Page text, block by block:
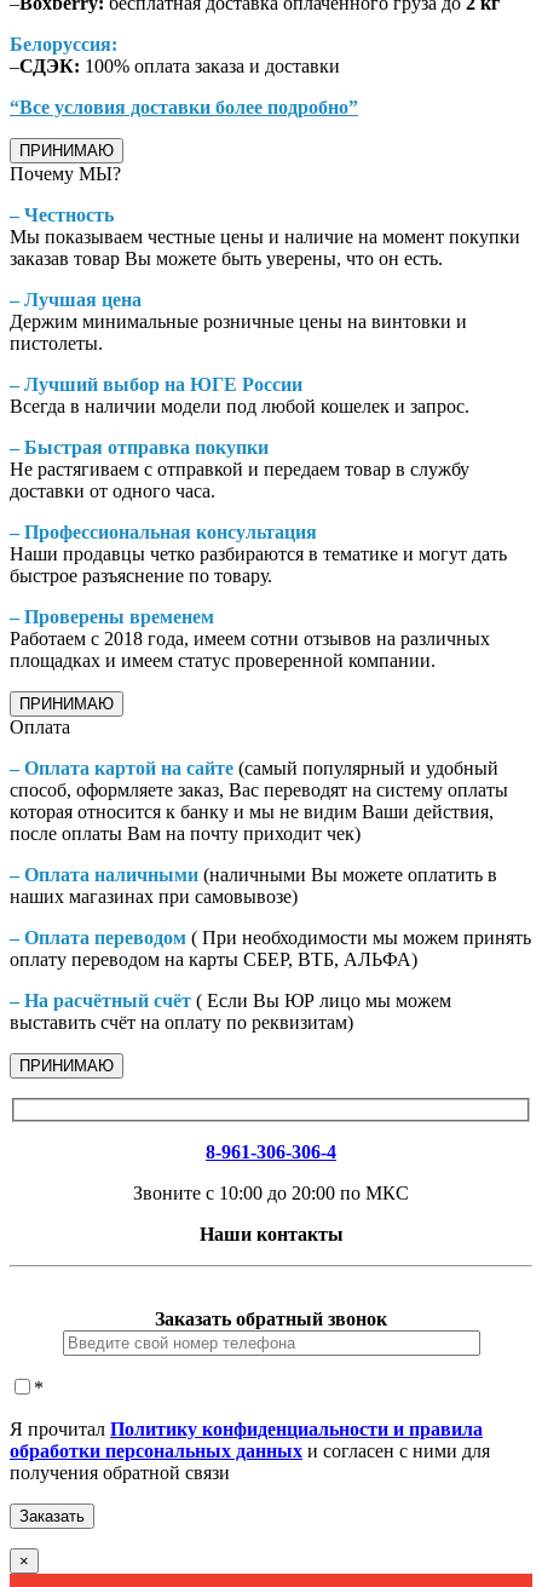
Белоруссия:
–СДЭК: 100% оплата заказа и доставки
“Все условия доставки более подробно”
ПРИНИМАЮ
Почему МЫ?
– Честность
Мы показываем честные цены и наличие на момент покупки
заказав товар Вы можете быть уверены, что он есть.
– Лучшая цена
Держим минимальные розничные цены на винтовки и
пистолеты.
– Лучший выбор на ЮГЕ России
Всегда в наличии модели под любой кошелек и запрос.
– Быстрая отправка покупки
Не растягиваем с отправкой и передаем товар в службу
доставки от одного часа.
– Профессиональная консультация
Наши продавцы четко разбираются в тематике и могут дать
быстрое разъяснение по товару.
– Проверены временем
Работаем с 2018 года, имеем сотни отзывов на различных
площадках и имеем статус проверенной компании.
ПРИНИМАЮ
Оплата
– Оплата картой на сайте (самый популярный и удобный
способ, оформляете заказ, Вас переводят на систему оплаты
которая относится к банку и мы не видим Ваши действия,
после оплаты Вам на почту приходит чек)
– Оплата наличными (наличными Вы можете оплатить в
наших магазинах при самовывозе)
– Оплата переводом ( При необходимости мы можем принять
оплату переводом на карты СБЕР, ВТБ, АЛЬФА)
– На расчётный счёт ( Если Вы ЮР лицо мы можем
выставить счёт на оплату по реквизитам)
ПРИНИМАЮ
8-961-306-306-4
Звоните с 10:00 до 20:00 по МКС
Наши контакты
Заказать обратный звонок
*
Я прочитал Политику конфиденциальности и правила
обработки персональных данных и согласен с ними для
получения обратной связи
×